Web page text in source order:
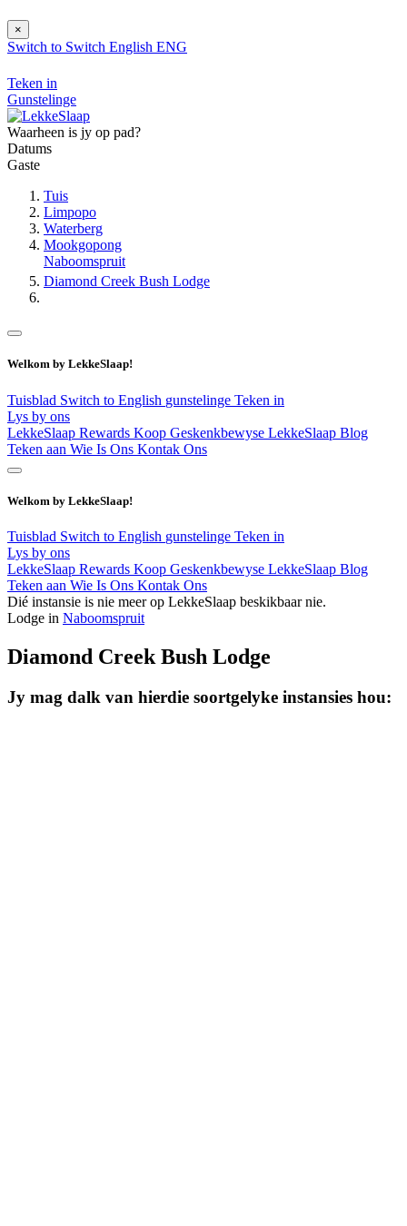
×
Switch to Switch English ENG
Teken in
Gunstelinge
Waarheen is jy op pad?
Datums
Gaste
Tuis
Limpopo
Waterberg
Mookgopong
Naboomspruit
Diamond Creek Bush Lodge
Welkom by LekkeSlaap!
Tuisblad Switch to English gunstelinge Teken in
Lys by ons
LekkeSlaap Rewards Koop Geskenkbewyse LekkeSlaap Blog
Teken aan Wie Is Ons Kontak Ons
Welkom by LekkeSlaap!
Tuisblad Switch to English gunstelinge Teken in
Lys by ons
LekkeSlaap Rewards Koop Geskenkbewyse LekkeSlaap Blog
Teken aan Wie Is Ons Kontak Ons
Dié instansie is nie meer op LekkeSlaap beskikbaar nie.
Lodge in Naboomspruit
Diamond Creek Bush Lodge
Jy mag dalk van hierdie soortgelyke instansies hou: